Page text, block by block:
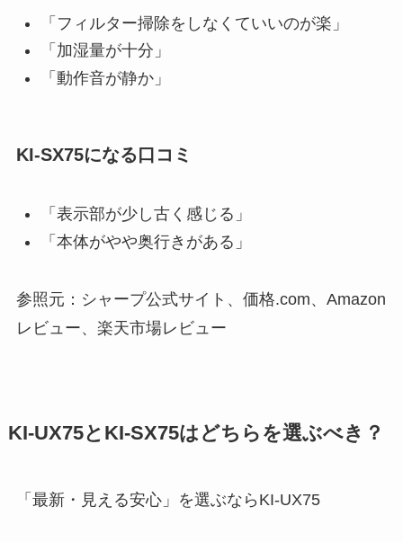
「フィルター掃除をしなくていいのが楽」
「加湿量が十分」
「動作音が静か」
KI-SX75になる口コミ
「表示部が少し古く感じる」
「本体がやや奥行きがある」
参照元：シャープ公式サイト、価格.com、Amazon
レビュー、楽天市場レビュー
KI-UX75とKI-SX75はどちらを選ぶべき？
「最新・見える安心」を選ぶならKI-UX75